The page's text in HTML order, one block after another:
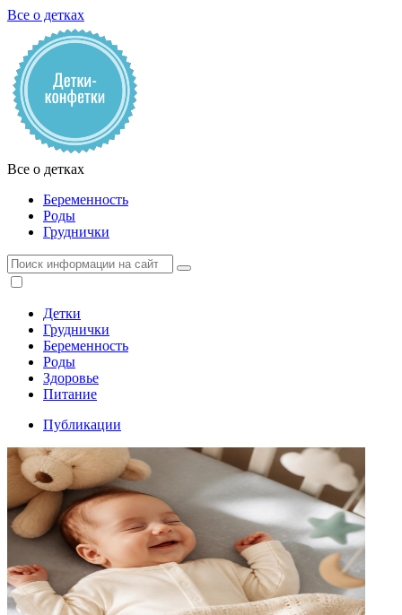
Все о детках
Все о детках
Беременность
Роды
Груднички
Детки
Груднички
Беременность
Роды
Здоровье
Питание
Публикации